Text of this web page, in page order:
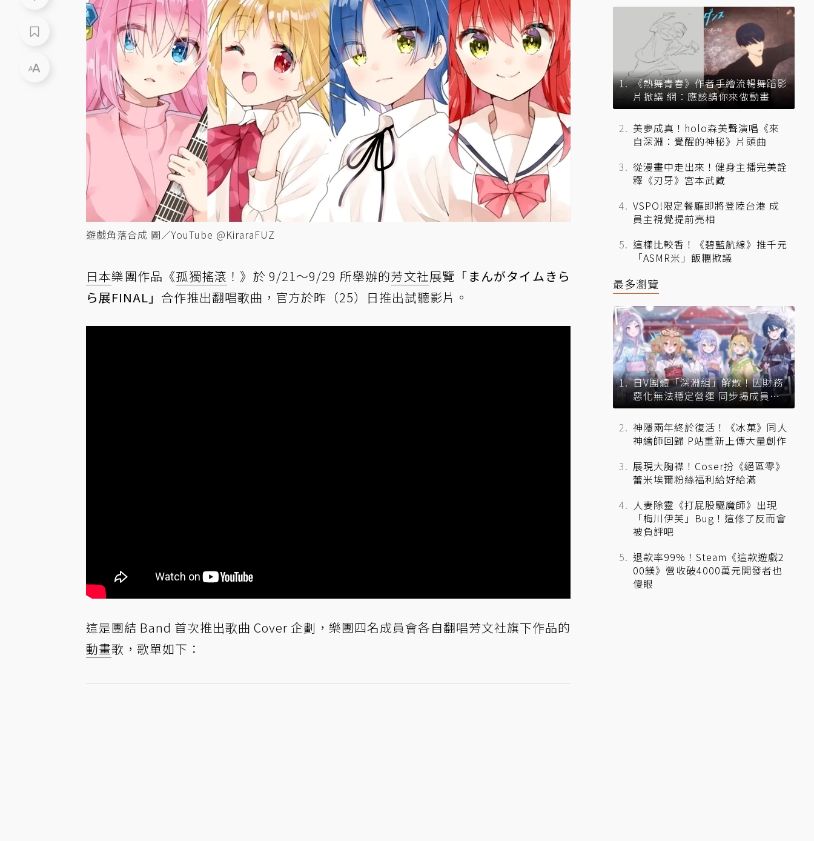
遊戲角落合成 圖／YouTube @KiraraFUZ
日本樂團作品《孤獨搖滾 ！》於 9/21～9/29 所舉辦的芳文社展覽 「まんがタイムきら
ら展FINAL」 合作推出翻唱歌曲，官方於昨（25）日推出試聽影片。
這是團結 Band 首次推出歌曲 Cover 企劃，樂團四名成員會各自翻唱芳文社旗下作品的
動畫歌，歌單如下：
《熱舞青春》作者手繪流暢舞蹈影
片掀議 網：應該請你來做動畫
美夢成真！holo森美聲演唱《來
自深淵：覺醒的神秘》片頭曲
從漫畫中走出來！健身主播完美詮
釋《刃牙》宮本武藏
VSPO!限定餐廳即將登陸台港 成
員主視覺提前亮相
這樣比較香！《碧藍航線》推千元
「ASMR米」飯糰掀議
最多瀏覽
日V團體「深淵組」解散！因財務
惡化無法穩定營運 同步揭成員未
來去向
神隱兩年終於復活！《冰菓》同人
神繪師回歸 P站重新上傳大量創作
展現大胸襟！Coser扮《絕區零》
蕾米埃爾粉絲福利給好給滿
人妻除靈《打屁股驅魔師》出現
「梅川伊芙」Bug！這修了反而會
被負評吧
退款率99%！Steam《這款遊戲2
00鎂》營收破4000萬元開發者也
傻眼